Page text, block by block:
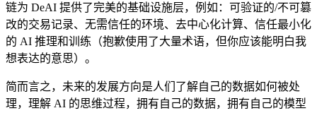
链为 DeAI 提供了完美的基础设施层，例如：可验证的/不可篡
改的交易记录、无需信任的环境、去中心化计算、信任最小化
的 AI 推理和训练（抱歉使用了大量术语，但你应该能明白我
想表达的意思）。
简而言之，未来的发展方向是人们了解自己的数据如何被处
理，理解 AI 的思维过程，拥有自己的数据，拥有自己的模型